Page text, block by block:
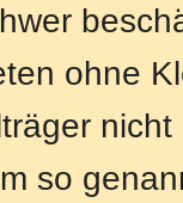
ohne
so